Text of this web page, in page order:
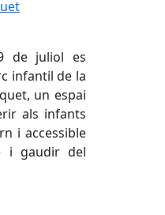
de juliol es
infantil de la
un espai
als infants
i accessible
i gaudir del